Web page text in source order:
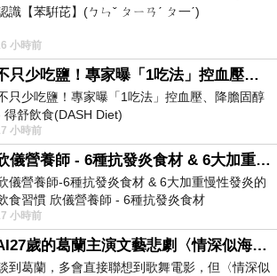
識【苯騈芘】(ㄅㄣˇ ㄆㄧㄢˊ ㄆ一ˊ)
小時前
不只少吃鹽！專家曝「1吃法」控血壓、降膽固醇 - 得舒飲食(DASH Diet)
只少吃鹽！專家曝「1吃法」控血壓、降膽固醇
得舒飲食(DASH Diet)
www.facebook.com/dietitiansophia/
157966
小時前
欣儀營養師 - 6種抗發炎食材 & 6大加重慢性發炎的飲食習慣
儀營養師-6種抗發炎食材 & 6大加重慢性發炎的
食習慣 欣儀營養師 - 6種抗發炎食材
www.facebook.com/photo/?fbid=147
小時前
AI27歲的葛蘭主演文藝悲劇〈情深似海〉 #戀上老電影 #葛蘭 #粟子
到葛蘭，多會直接聯想到歌舞電影，但〈情深似